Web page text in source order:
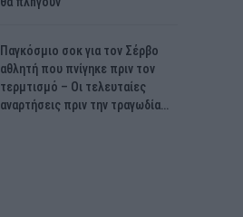
Παγκόσμιο σοκ για τον Σέρβο
αθλητή που πνίγηκε πριν τον
τερμτισμό – Οι τελευταίες
αναρτήσεις πριν την τραγωδία…